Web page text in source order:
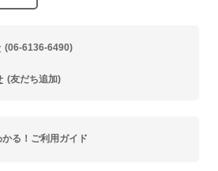
(06-6136-6490)
(友だち追加)
る！ご利用ガイド